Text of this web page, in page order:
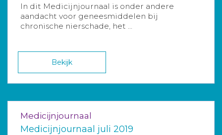
In dit Medicijnjournaal is onder andere
aandacht voor geneesmiddelen bij
chronische nierschade, het ...
Bekijk
Medicijnjournaal
Medicijnjournaal juli 2019